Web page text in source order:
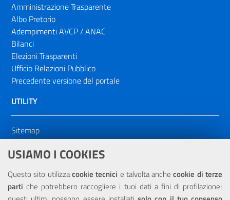
USIAMO I COOKIES
Questo sito utilizzacookie tecnici e talvolta anchecookie di terze
parti che potrebbero raccogliere i tuoi dati a fini di profilazione;
Amministrazione Trasparente
Albo Pretorio
Adempimenti AVCP / ANAC
Bilanci
Elezioni Trasparenti
Ufficio Relazioni Pubblico
Precedente versione del portale
UTILITY
Sitemap
Dichiarazione di accessibilità
NOTE LEGALI
Privacy